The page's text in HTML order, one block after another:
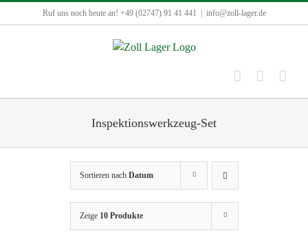
Inhalt
Ruf uns noch heute an! +49 (02747) 91 41 441 info@zoll-lager.de
Inspektionswerkzeug-Set
Sortieren nach Datum
Zeige 10 Produkte